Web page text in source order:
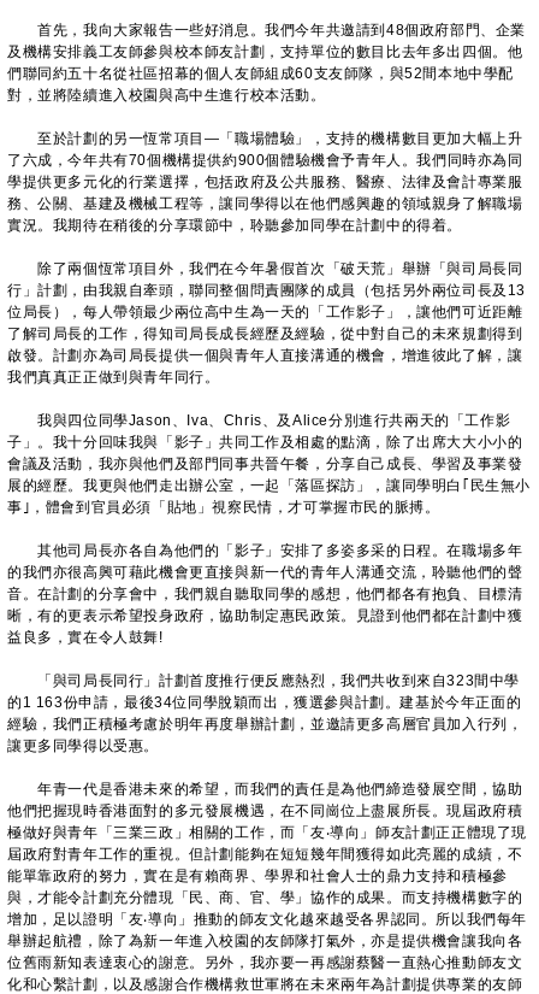
首先，我向大家報告一些好消息。我們今年共邀請到48個政府部門、企業
及機構安排義工友師參與校本師友計劃，支持單位的數目比去年多出四個。他
們聯同約五十名從社區招幕的個人友師組成60支友師隊，與52間本地中學配
對，並將陸續進入校園與高中生進行校本活動。
至於計劃的另一恆常項目—「職場體驗」，支持的機構數目更加大幅上升
了六成，今年共有70個機構提供約900個體驗機會予青年人。我們同時亦為同
學提供更多元化的行業選擇，包括政府及公共服務、醫療、法律及會計專業服
務、公關、基建及機械工程等，讓同學得以在他們感興趣的領域親身了解職場
實況。我期待在稍後的分享環節中，聆聽參加同學在計劃中的得着。
除了兩個恆常項目外，我們在今年暑假首次「破天荒」舉辦「與司局長同
行」計劃，由我親自牽頭，聯同整個問責團隊的成員（包括另外兩位司長及13
位局長），每人帶領最少兩位高中生為一天的「工作影子」，讓他們可近距離
了解司局長的工作，得知司局長成長經歷及經驗，從中對自己的未來規劃得到
啟發。計劃亦為司局長提供一個與青年人直接溝通的機會，增進彼此了解，讓
我們真真正正做到與青年同行。
我與四位同學Jason、Iva、Chris、及Alice分別進行共兩天的「工作影
子」。我十分回味我與「影子」共同工作及相處的點滴，除了出席大大小小的
會議及活動，我亦與他們及部門同事共晉午餐，分享自己成長、學習及事業發
展的經歷。我更與他們走出辦公室，一起「落區探訪」，讓同學明白｢民生無小
事｣，體會到官員必須「貼地」視察民情，才可掌握市民的脈搏。
其他司局長亦各自為他們的「影子」安排了多姿多采的日程。在職場多年
的我們亦很高興可藉此機會更直接與新一代的青年人溝通交流，聆聽他們的聲
音。在計劃的分享會中，我們親自聽取同學的感想，他們都各有抱負、目標清
晰，有的更表示希望投身政府，協助制定惠民政策。見證到他們都在計劃中獲
益良多，實在令人鼓舞!
「與司局長同行」計劃首度推行便反應熱烈，我們共收到來自323間中學
的1 163份申請，最後34位同學脫穎而出，獲選參與計劃。建基於今年正面的
經驗，我們正積極考慮於明年再度舉辦計劃，並邀請更多高層官員加入行列，
讓更多同學得以受惠。
年青一代是香港未來的希望，而我們的責任是為他們締造發展空間，協助
他們把握現時香港面對的多元發展機遇，在不同崗位上盡展所長。現屆政府積
極做好與青年「三業三政」相關的工作，而「友‧導向」師友計劃正正體現了現
屆政府對青年工作的重視。但計劃能夠在短短幾年間獲得如此亮麗的成績，不
能單靠政府的努力，實在是有賴商界、學界和社會人士的鼎力支持和積極參
與，才能令計劃充分體現「民、商、官、學」協作的成果。而支持機構數字的
增加，足以證明「友‧導向」推動的師友文化越來越受各界認同。所以我們每年
舉辦起航禮，除了為新一年進入校園的友師隊打氣外，亦是提供機會讓我向各
位舊雨新知表達衷心的謝意。另外，我亦要一再感謝蔡醫一直熱心推動師友文
化和心繫計劃，以及感謝合作機構救世軍將在未來兩年為計劃提供專業的友師